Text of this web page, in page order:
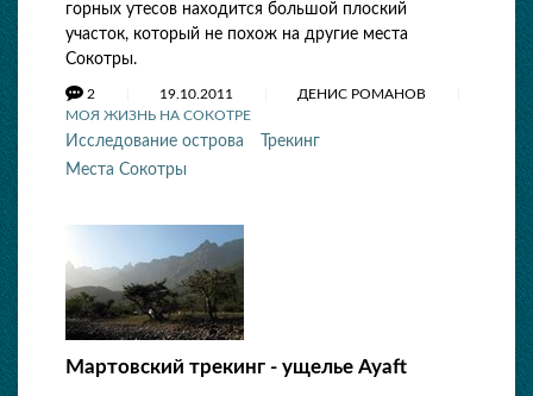
горных утесов находится большой плоский
участок, который не похож на другие места
Сокотры.
2 19.10.2011
ДЕНИС РОМАНОВ
МОЯ ЖИЗНЬ НА СОКОТРЕ
Исследование острова
Трекинг
Места Сокотры
Мартовский трекинг - ущелье Ayaft